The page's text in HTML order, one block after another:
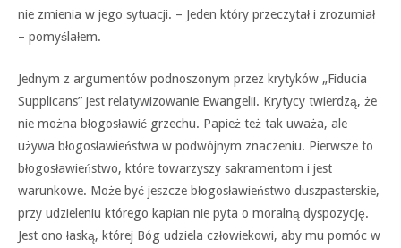
nie zmienia w jego sytuacji. – Jeden który przeczytał i zrozumiał
– pomyślałem.
Jednym z argumentów podnoszonym przez krytyków „Fiducia
Supplicans” jest relatywizowanie Ewangelii. Krytycy twierdzą, że
nie można błogosławić grzechu. Papież też tak uważa, ale
używa błogosławieństwa w podwójnym znaczeniu. Pierwsze to
błogosławieństwo, które towarzyszy sakramentom i jest
warunkowe. Może być jeszcze błogosławieństwo duszpasterskie,
przy udzieleniu którego kapłan nie pyta o moralną dyspozycję.
Jest ono łaską, której Bóg udziela człowiekowi, aby mu pomóc w